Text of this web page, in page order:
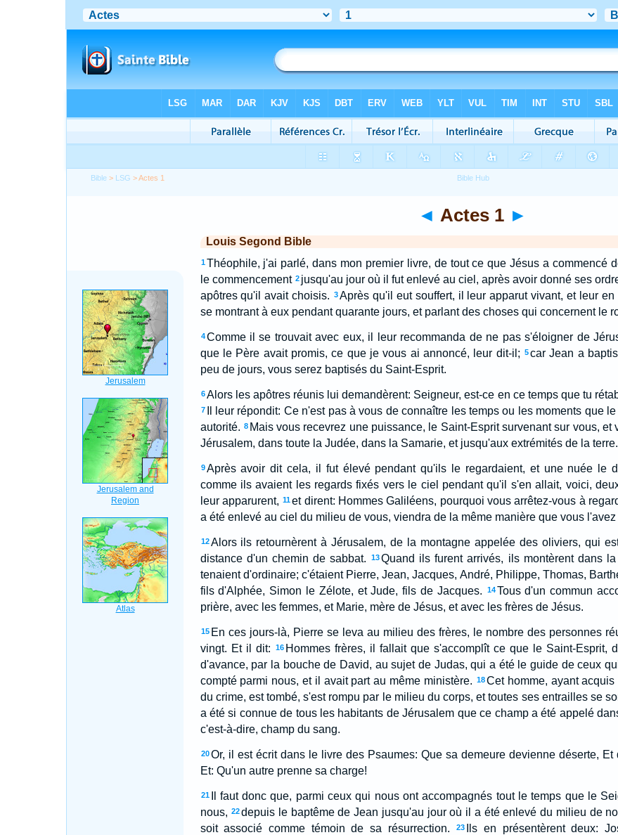
Bible > LSG > Actes 1
◄ Actes 1 ►
Louis Segond Bible
1 Théophile, j'ai parlé, dans mon premier livre, de tout ce que Jésus a commencé
le commencement 2 jusqu'au jour où il fut enlevé au ciel, après avoir donné ses
apôtres qu'il avait choisis. 3Après qu'il eut souffert, il leur apparut vivant, et leur
se montrant à eux pendant quarante jours, et parlant des choses qui concernent le
4 Comme il se trouvait avec eux, il leur recommanda de ne pas s'éloigner de
que le Père avait promis, ce que je vous ai annoncé, leur dit-il; 5car Jean a
peu de jours, vous serez baptisés du Saint-Esprit.
6 Alors les apôtres réunis lui demandèrent: Seigneur, est-ce en ce temps que tu
7
Il leur répondit: Ce n'est pas à vous de connaître les temps ou les moments que
autorité. 8 Mais vous recevrez une puissance, le Saint-Esprit survenant sur vous, et
Jérusalem, dans toute la Judée, dans la Samarie, et jusqu'aux extrémités de la terre.
9 Après avoir dit cela, il fut élevé pendant qu'ils le regardaient, et une nuée le
comme ils avaient les regards fixés vers le ciel pendant qu'il s'en allait, voici,
leur apparurent, 11et dirent: Hommes Galiléens, pourquoi vous arrêtez-vous à
a été enlevé au ciel du milieu de vous, viendra de la même manière que vous
12 Alors ils retournèrent à Jérusalem, de la montagne appelée des oliviers, qui
distance d'un chemin de sabbat.
13Quand ils furent arrivés, ils montèrent dans
tenaient d'ordinaire; c'étaient Pierre, Jean, Jacques, André, Philippe, Thomas,
fils d'Alphée, Simon le Zélote, et Jude, fils de Jacques.
14Tous d'un commun
prière, avec les femmes, et Marie, mère de Jésus, et avec les frères de Jésus.
15 En ces jours-là, Pierre se leva au milieu des frères, le nombre des personnes
vingt. Et il dit:
16 Hommes frères, il fallait que s'accomplît ce que le Saint-Esprit,
d'avance, par la bouche de David, au sujet de Judas, qui a été le guide de ceux
compté parmi nous, et il avait part au même ministère. 18Cet homme, ayant
du crime, est tombé, s'est rompu par le milieu du corps, et toutes ses entrailles se
a été si connue de tous les habitants de Jérusalem que ce champ a été appelé
c'est-à-dire, champ du sang.
20 Or, il est écrit dans le livre des Psaumes: Que sa demeure devienne déserte,
Et: Qu'un autre prenne sa charge!
21
Il faut donc que, parmi ceux qui nous ont accompagnés tout le temps que le
nous, 22depuis le baptême de Jean jusqu'au jour où il a été enlevé du milieu de
soit associé comme témoin de sa résurrection.
23
Ils en présentèrent deux: